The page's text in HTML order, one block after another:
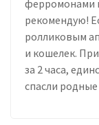
ферромонами
рекомендую!
ролликовым
и кошелек.
за 2 часа,
спасли